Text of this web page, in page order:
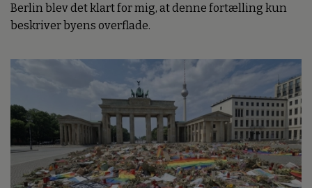
Berlin blev det klart for mig, at denne fortælling kun
beskriver byens overflade.